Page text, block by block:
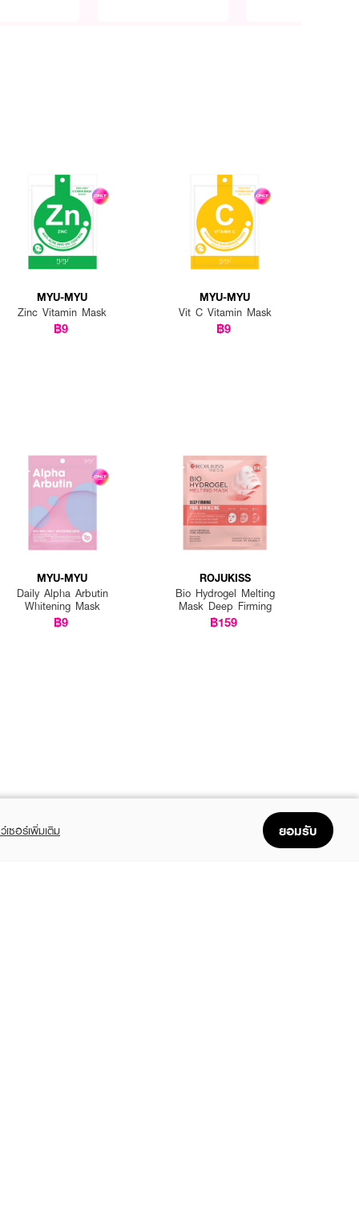
MYU-MYU
Zinc Vitamin Mask
฿9
MYU-MYU
Vit C Vitamin Mask
฿9
MYU-MYU
Daily Alpha Arbutin
Whitening Mask
฿9
ROJUKISS
Bio Hydrogel Melting
Mask Deep Firming
฿159
เซอร์เพิ่มเติม ยอมรับ